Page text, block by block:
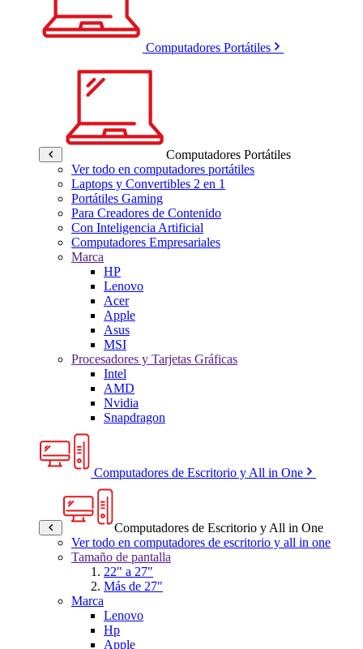
Computadores Portátiles
Computadores Portátiles
Ver todo en computadores portátiles
Laptops y Convertibles 2 en 1
Portátiles Gaming
Para Creadores de Contenido
Con Inteligencia Artificial
Computadores Empresariales
Marca
HP
Lenovo
Acer
Apple
Asus
MSI
Procesadores y Tarjetas Gráficas
Intel
AMD
Nvidia
Snapdragon
Computadores de Escritorio y All in One
Computadores de Escritorio y All in One
Ver todo en computadores de escritorio y all in one
Tamaño de pantalla
22" a 27"
Más de 27"
Marca
Lenovo
Hp
Apple